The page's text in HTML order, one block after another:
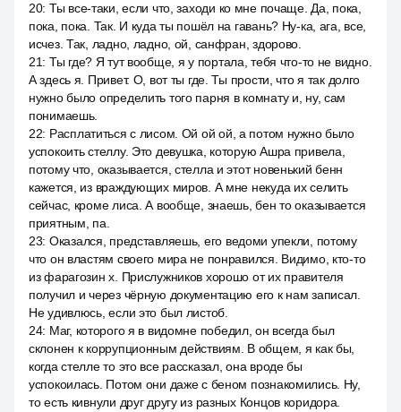
20: Ты все-таки, если что, заходи ко мне почаще. Да, пока,
пока, пока. Так. И куда ты пошёл на гавань? Ну-ка, ага, все,
исчез. Так, ладно, ладно, ой, санфран, здорово.
21: Ты где? Я тут вообще, я у портала, тебя что-то не видно.
А здесь я. Привет. О, вот ты где. Ты прости, что я так долго
нужно было определить того парня в комнату и, ну, сам
понимаешь.
22: Расплатиться с лисом. Ой ой ой, а потом нужно было
успокоить стеллу. Это девушка, которую Ашра привела,
потому что, оказывается, стелла и этот новенький бенн
кажется, из враждующих миров. А мне некуда их селить
сейчас, кроме лиса. А вообще, знаешь, бен то оказывается
приятным, па.
23: Оказался, представляешь, его ведоми упекли, потому
что он властям своего мира не понравился. Видимо, кто-то
из фарагозин х. Прислужников хорошо от их правителя
получил и через чёрную документацию его к нам записал.
Не удивлюсь, если это был листоб.
24: Маг, которого я в видомне победил, он всегда был
склонен к коррупционным действиям. В общем, я как бы,
когда стелле то это все рассказал, она вроде бы
успокоилась. Потом они даже с беном познакомились. Ну,
то есть кивнули друг другу из разных Концов коридора.